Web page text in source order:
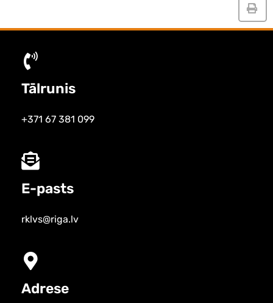
Tālrunis
+371 67 381 099
E-pasts
rklvs@riga.lv
Adrese